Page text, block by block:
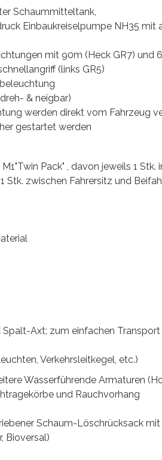
Schaummitteltank,
Einbaukreiselpumpe NH35
mit 90m (Heck GR7) und
(links GR5)
& neigbar)
werden direkt vom Fahrzeug
gestartet werden
Pack" , davon jeweils 1 Stk.
Stk. zwischen Fahrersitz und
Spalt-Axt; zum einfachen
Verkehrsleitkegel, etc.)
Wasserführende Armaturen
und Rauchvorhang
Schaum-Löschrücksack
Bioversal)